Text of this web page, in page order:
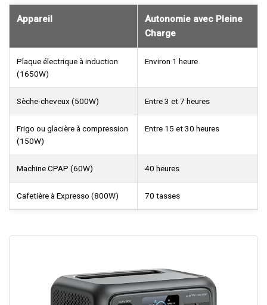
Appareil
Autonomie avec Pleine
Charge
Plaque électrique à induction
(1650W)
Environ 1 heure
Sèche-cheveux (500W) Entre 3 et 7 heures
Frigo ou glacière à compression
(150W)
Entre 15 et 30 heures
Machine CPAP (60W) 40 heures
Cafetière à Expresso (800W) 70 tasses